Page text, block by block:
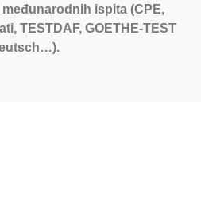
ispita (CPE,
TESTDAF, GOETHE-TEST